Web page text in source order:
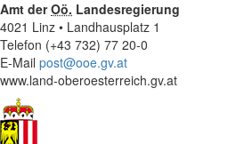
Amt derOö. Landesregierung
4021 Linz • Landhausplatz 1
Telefon (+43 732) 77 20-0
E-Mail post@ooe.gv.at
www.land-oberoesterreich.gv.at